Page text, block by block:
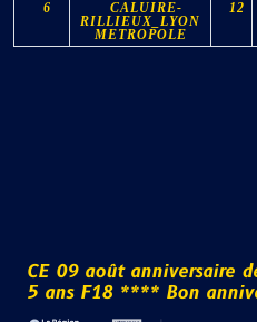
6
CALUIRE-
RILLIEUX_LYON
METROPOLE
12
CE 09 août anniversaire d
5 ans F18 **** Bon anniv